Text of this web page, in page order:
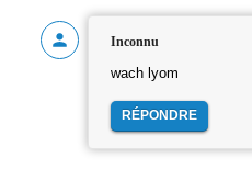
Inconnu
wach lyom
RÉPONDRE